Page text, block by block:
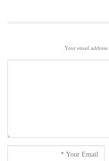
مسجد کے دیکھ بھال سے متعلق
سینئر ایڈوکیٹ ظفر یاب
احمد ایوبی بھی موجود رہے ان کے
Your email